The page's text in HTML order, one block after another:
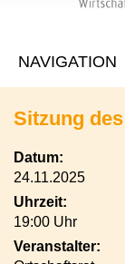
Sitzung
Datum:
24.11.2025
Uhrzeit:
19:00 Uhr
Veranstalter: